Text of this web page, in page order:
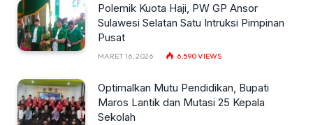
Polemik Kuota Haji, PW GP Ansor
Sulawesi Selatan Satu Intruksi Pimpinan
Pusat
MARET 16, 2026 6,590VIEWS
Optimalkan Mutu Pendidikan, Bupati
Maros Lantik dan Mutasi 25 Kepala
Sekolah